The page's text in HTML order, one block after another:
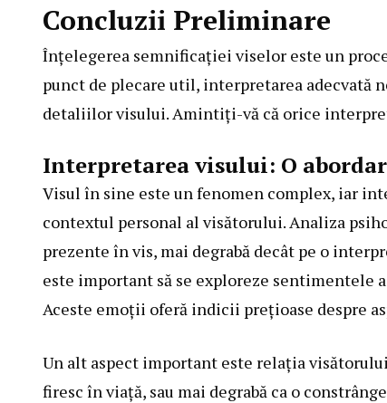
Concluzii Preliminare
Înțelegerea semnificației viselor este un
punct de plecare util, interpretarea adecvată
detaliilor visului. Amintiți-vă că orice
Interpretarea visului: O
Visul în sine este un fenomen complex, iar
contextul personal al visătorului. Analiza
prezente în vis, mai degrabă decât pe o
este important să se exploreze sentimentele
Aceste emoții oferă indicii prețioase despre
Un alt aspect important este relația
firesc în viață, sau mai degrabă ca o